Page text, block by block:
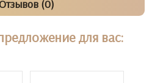
(0)
для вас: